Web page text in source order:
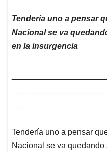
Tendería uno a pensar
Nacional se va
en la insurgencia
Tendería uno a pensar
Nacional se va